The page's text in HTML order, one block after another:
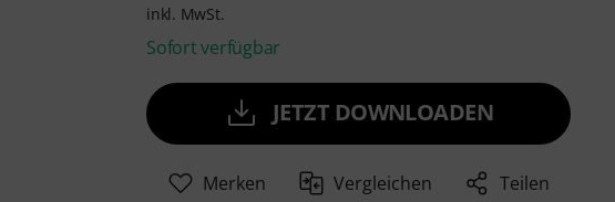
inkl. MwSt.
Sofort verfügbar
JETZT DOWNLOADEN
Merken Vergleichen Teilen